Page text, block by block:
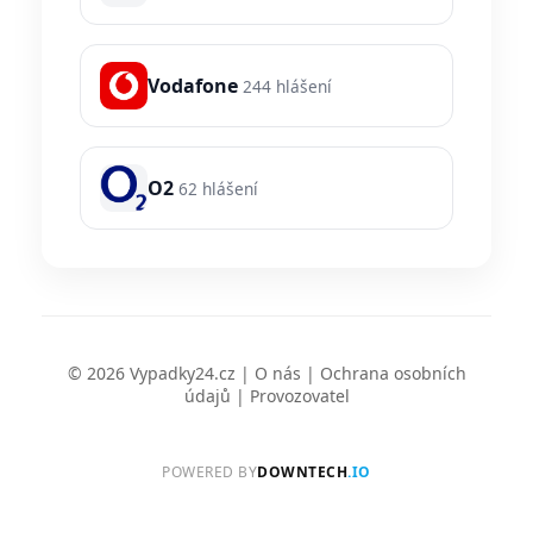
Vodafone 244 hlášení
O2 62 hlášení
© 2026 Vypadky24.cz | O nás | Ochrana osobních
údajů | Provozovatel
POWERED BYDOWNTECH.IO